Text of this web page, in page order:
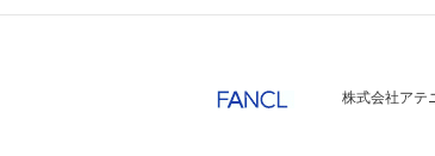
株式会社アテ